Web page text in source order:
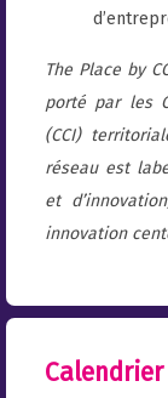
The Place by
porté par les
(CCI)
réseau est
et
innovation
Calendrier